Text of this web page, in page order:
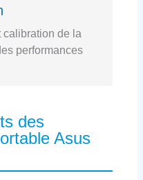
calibration de la
performances
des
Asus